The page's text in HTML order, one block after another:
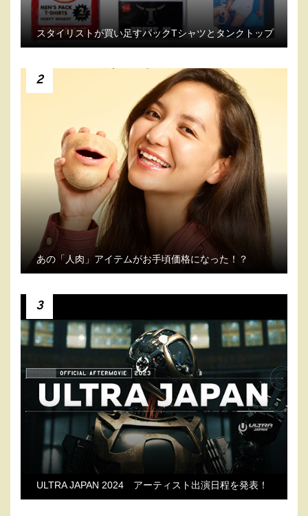
スタイリストが買い足すパックTシャツとタンクトップ
2
あの「人肉」アイテムがお手頃価格になった！？
3
ULTRA JAPAN 2024 アーティスト出演日程を発表！